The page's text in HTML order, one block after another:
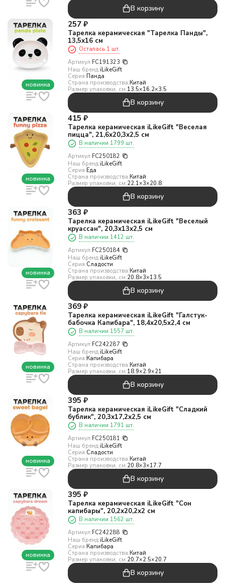
В корзину
новинка
257 ₽
Тарелка керамическая "Тарелка Панды",
13,5х16 см
Осталась 1 шт.
Артикул:FC191323
Наш бренд:iLikeGift
Серия:Панда
Страна производства:Китай
Размер упаковки, см:13.5×16.2×3.5
В корзину
новинка
415 ₽
Тарелка керамическая iLikeGift "Веселая
пицца", 21,6х20,3х2,5 см
В наличии 1799 шт.
Артикул:FC250182
Наш бренд:iLikeGift
Серия:Еда
Страна производства:Китай
Размер упаковки, см:22.1×3×20.8
В корзину
новинка
363 ₽
Тарелка керамическая iLikeGift "Веселый
круассан", 20,3х13х2,5 см
В наличии 1412 шт.
Артикул:FC250184
Наш бренд:iLikeGift
Серия:Сладости
Страна производства:Китай
Размер упаковки, см:20.8×3×13.5
В корзину
новинка
369 ₽
Тарелка керамическая iLikeGift "Галстук-
бабочка Капибара", 18,4х20,5х2,4 см
В наличии 1557 шт.
Артикул:FC242287
Наш бренд:iLikeGift
Серия:Капибара
Страна производства:Китай
Размер упаковки, см:18.9×2.9×21
В корзину
новинка
395 ₽
Тарелка керамическая iLikeGift "Сладкий
бублик", 20,3х17,2х2,5 см
В наличии 1791 шт.
Артикул:FC250181
Наш бренд:iLikeGift
Серия:Сладости
Страна производства:Китай
Размер упаковки, см:20.8×3×17.7
В корзину
новинка
395 ₽
Тарелка керамическая iLikeGift "Сон
капибары", 20,2х20,2х2 см
В наличии 1562 шт.
Артикул:FC242288
Наш бренд:iLikeGift
Серия:Капибара
Страна производства:Китай
Размер упаковки, см:20.7×2.5×20.7
В корзину